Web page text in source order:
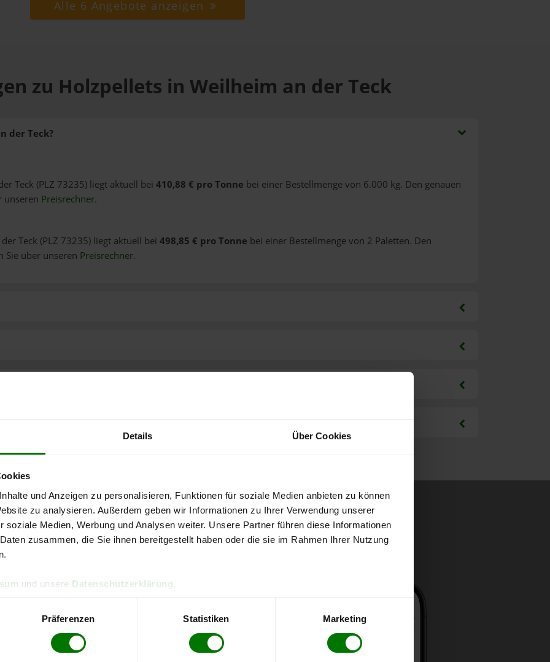
Details Über Cookies
und Anzeigen zu personalisieren, Funktionen für soziale Medien anbieten zu können
zu analysieren. Außerdem geben wir Informationen zu Ihrer Verwendung unserer
soziale Medien, Werbung und Analysen weiter. Unsere Partner führen diese Informationen
zusammen, die Sie ihnen bereitgestellt haben oder die sie im Rahmen Ihrer Nutzung
und unsere Datenschutzerklärung
Präferenzen Statistiken Marketing
Alle 6 Angebote anzeigen
zu Holzpellets in Weilheim an der Teck
der Teck?
Teck (PLZ 73235) liegt aktuell bei 410,88 € pro Tonne bei einer Bestellmenge von 6.000 kg. Den genauen
unseren Preisrechner.
Teck (PLZ 73235) liegt aktuell bei 498,85 € pro Tonne bei einer Bestellmenge von 2 Paletten. Den
Sie über unseren Preisrechner.
kostenlose
direkt online bestellen
aktuellen Stand